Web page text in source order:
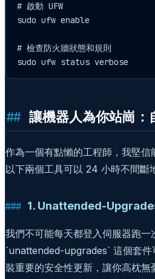
# 啟動 UFW
sudo ufw enable
# 檢查防火牆狀態和規則
sudo ufw status verbose
讓機器人為你站崗：
作為一個有點懶的工程師，我堅信
以下兩個工具可以 24 小時不間斷
1. Unattended-
我們不可能每天都登入伺服器跑一
`unattended-upgrades` 這個套件
裝重要的安全性更新，讓你高枕無